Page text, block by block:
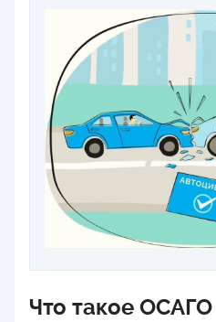
Что такое